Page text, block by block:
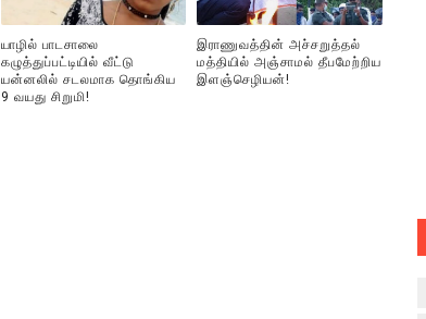
யாழில் பாடசாலை
கழுத்துப்பட்டியில் வீட்டு
யன்னலில் சடலமாக தொங்கிய
9 வயது சிறுமி!
இராணுவத்தின் அச்சறுத்தல்
மத்தியில் அஞ்சாமல் தீபமேற்றிய
இளஞ்செழியன்!